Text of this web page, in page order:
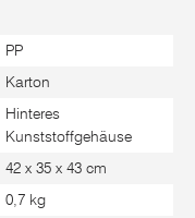
PP
Karton
Hinteres
Kunststoffgehäuse
42 x 35 x 43 cm
0,7 kg